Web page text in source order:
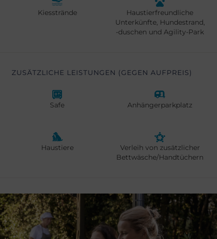
Kiesstrände
Haustierfreundliche
Unterkünfte, Hundestrand,
-duschen und Agility-Park
ZUSÄTZLICHE LEISTUNGEN (GEGEN AUFPREIS)
Safe Anhängerparkplatz
Haustiere
Verleih von zusätzlicher
Bettwäsche/Handtüchern